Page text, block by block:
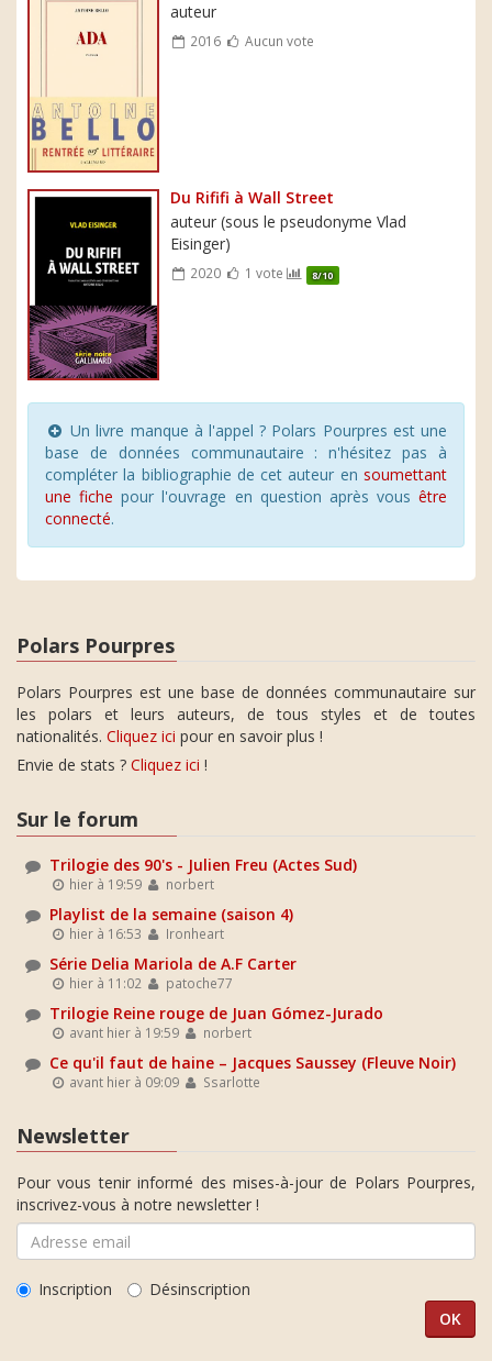
auteur
2016 Aucun vote
Du Rififi à Wall Street
auteur (sous le pseudonyme Vlad
Eisinger)
2020 1 vote 8/10
Un livre manque à l'appel ? Polars Pourpres est une
base de données communautaire : n'hésitez pas à
compléter la bibliographie de cet auteur en soumettant
une fiche pour l'ouvrage en question après vous être
connecté.
Polars Pourpres
Polars Pourpres est une base de données communautaire sur
les polars et leurs auteurs, de tous styles et de toutes
nationalités. Cliquez ici pour en savoir plus !
Envie de stats ? Cliquez ici !
Sur le forum
Trilogie des 90's - Julien Freu (Actes Sud)
hier à 19:59 norbert
Playlist de la semaine (saison 4)
hier à 16:53 Ironheart
Série Delia Mariola de A.F Carter
hier à 11:02 patoche77
Trilogie Reine rouge de Juan Gómez-Jurado
avant hier à 19:59 norbert
Ce qu'il faut de haine – Jacques Saussey (Fleuve Noir)
avant hier à 09:09 Ssarlotte
Newsletter
Pour vous tenir informé des mises-à-jour de Polars Pourpres,
inscrivez-vous à notre newsletter !
Inscription Désinscription